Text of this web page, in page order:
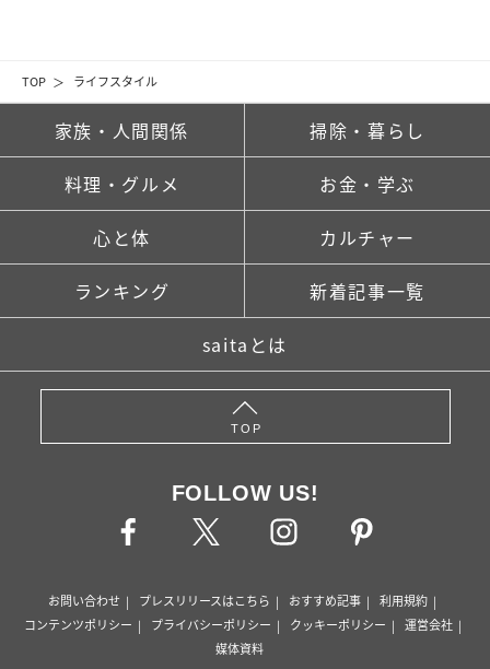
TOP ライフスタイル
家族・人間関係 掃除・暮らし
料理・グルメ お金・学ぶ
心と体 カルチャー
ランキング 新着記事一覧
saitaとは
TOP
FOLLOW US!
お問い合わせ プレスリリースはこちら おすすめ記事
利用規約
コンテンツポリシー
プライバシーポリシー クッキーポリシー
運営会社
媒体資料